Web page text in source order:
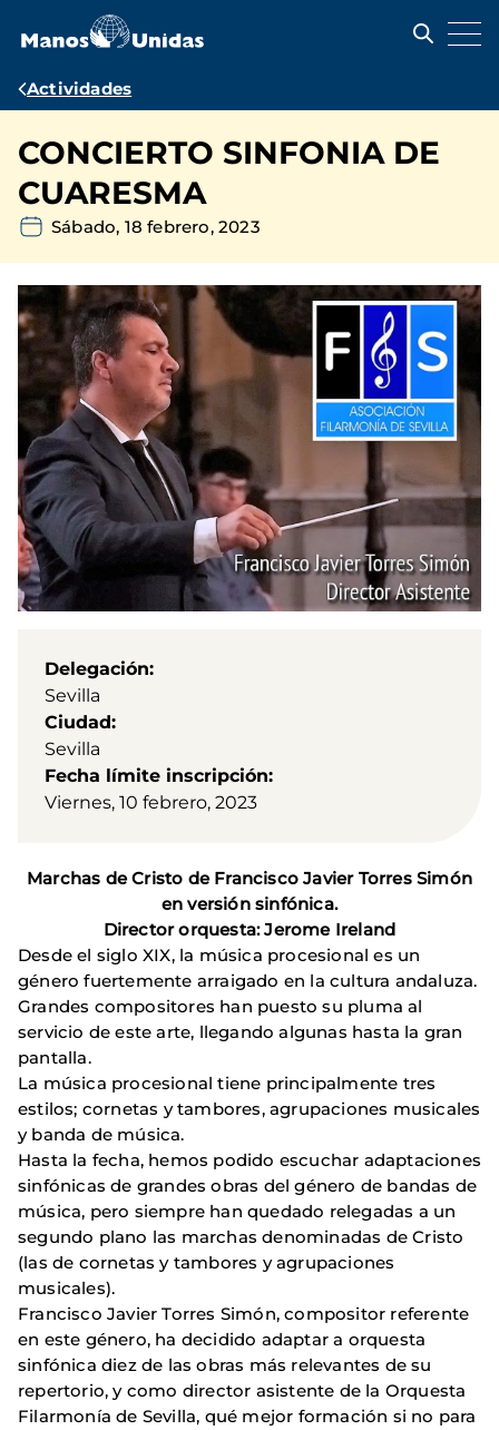
contenido
Ruta
navegación
Actividades
CONCIERTO SINFONIA DE
CUARESMA
Sábado, 18 febrero, 2023
Delegación
Sevilla
Ciudad
Sevilla
Fecha límite inscripción
Viernes, 10 febrero, 2023
Marchas de Cristo de Francisco Javier Torres Simón
en versión sinfónica.
Director orquesta: Jerome Ireland
Desde el siglo XIX, la música procesional es un
género fuertemente arraigado en la cultura andaluza.
Grandes compositores han puesto su pluma al
servicio de este arte, llegando algunas hasta la gran
pantalla.
La música procesional tiene principalmente tres
estilos; cornetas y tambores, agrupaciones musicales
y banda de música.
Hasta la fecha, hemos podido escuchar adaptaciones
sinfónicas de grandes obras del género de bandas de
música, pero siempre han quedado relegadas a un
segundo plano las marchas denominadas de Cristo
(las de cornetas y tambores y agrupaciones
musicales).
Francisco Javier Torres Simón, compositor referente
en este género, ha decidido adaptar a orquesta
sinfónica diez de las obras más relevantes de su
repertorio, y como director asistente de la Orquesta
Filarmonía de Sevilla, qué mejor formación si no para